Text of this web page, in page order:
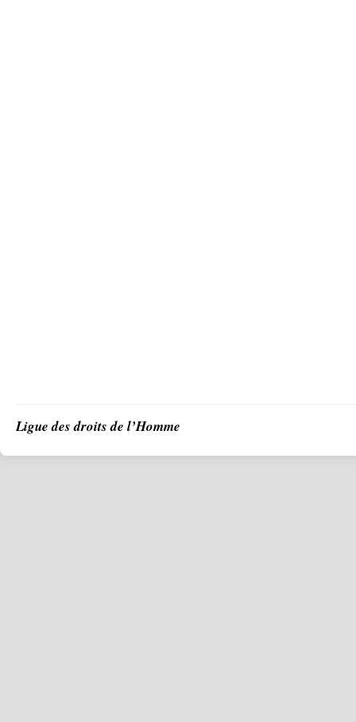
Ligue des droits de l’Homme